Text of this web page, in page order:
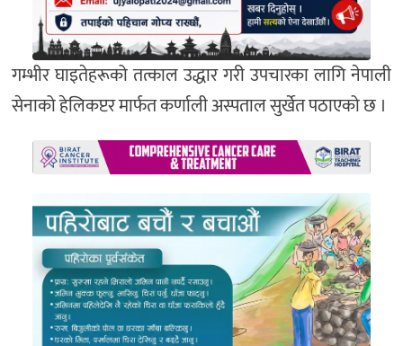
गम्भीर घाइतेहरूको तत्काल उद्धार गरी उपचारका लागि नेपाली
सेनाको हेलिकप्टर मार्फत कर्णाली अस्पताल सुर्खेत पठाएको छ ।